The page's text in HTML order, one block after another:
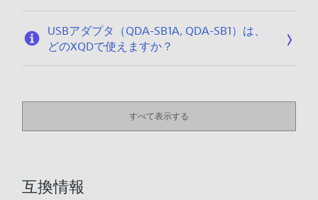
USBアダプタ（QDA-SB1A, QDA-SB1）は、
どのXQDで使えますか？
すべて表示する
互換情報